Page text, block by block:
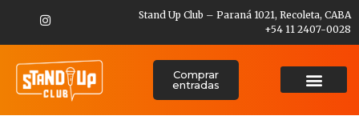
Stand Up Club – Paraná 1021, Recoleta, CABA
+54 11 2407-0028
Comprar
entradas